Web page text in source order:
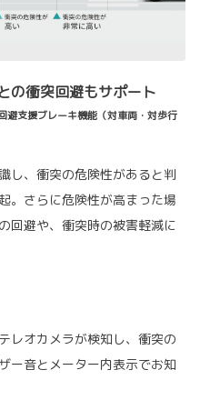
の衝突回避もサポート
避支援ブレーキ機能（対車両・対歩行
し、衝突の危険性があると判
。さらに危険性が高まった場
回避や、衝突時の被害軽減に
レオカメラが検知し、衝突の
ー音とメーター内表示でお知